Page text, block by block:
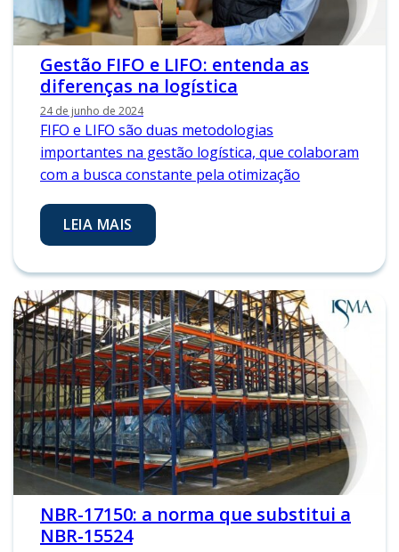
Gestão FIFO e LIFO: entenda as
diferenças na logística
24 de junho de 2024
FIFO e LIFO são duas metodologias
importantes na gestão logística, que colaboram
com a busca constante pela otimização
LEIA MAIS
NBR-17150: a norma que substitui a
NBR-15524